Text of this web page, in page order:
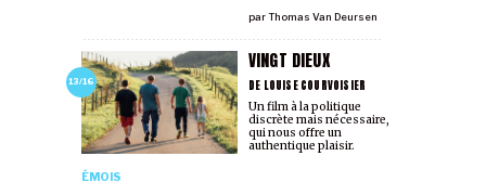
parThomas Van Deursen
13/16
VINGT DIEUX
DE LOUISE COURVOISIER
ÉMOIS
Un film à la politique
discrète mais nécessaire,
qui nous offre un
authentique plaisir.